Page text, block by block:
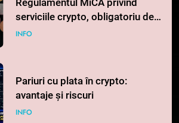
Regulamentul MiCA privind
serviciile crypto, obligatoriu de
la 1 iulie în România
INFO
Pariuri cu plata în crypto:
avantaje și riscuri
INFO